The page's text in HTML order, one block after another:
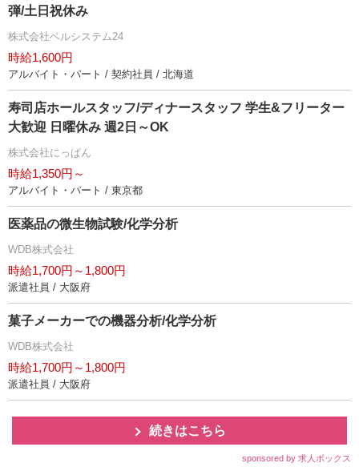
弾/土日祝休み
株式会社ベルシステム24
時給1,600円
アルバイト・パート / 契約社員 / 北海道
寿司店ホールスタッフ/ディナースタッフ 学生&フリーター
大歓迎 日曜休み 週2日～OK
株式会社にっぱん
時給1,350円～
アルバイト・パート / 東京都
医薬品の微生物試験/化学分析
WDB株式会社
時給1,700円～1,800円
派遣社員 / 大阪府
菓子メーカーでの機器分析/化学分析
WDB株式会社
時給1,700円～1,800円
派遣社員 / 大阪府
続きはこちら
sponsored by 求人ボックス